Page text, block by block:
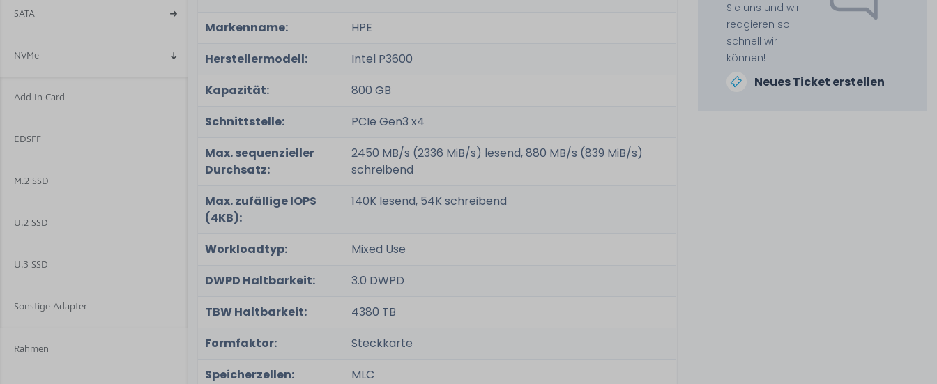
SATA
NVMe
Add-In Card
EDSFF
M.2 SSD
U.2 SSD
U.3 SSD
Sonstige Adapter
Rahmen
Markenname:
HPE
Herstellermodell:
Intel P3600
Kapazität:
800 GB
Schnittstelle:
PCIe Gen3 x4
Max. sequenzieller
Durchsatz:
2450 MB/s (2336 MiB/s) lesend, 880 MB/s (839 MiB/s)
schreibend
Max. zufällige IOPS
(4KB):
140K lesend, 54K schreibend
Workloadtyp:
Mixed Use
DWPD Haltbarkeit:
3.0 DWPD
TBW Haltbarkeit:
4380 TB
Formfaktor:
Steckkarte
Speicherzellen:
MLC
Sie uns und wir
reagieren so
schnell wir
können!
Neues Ticket erstellen